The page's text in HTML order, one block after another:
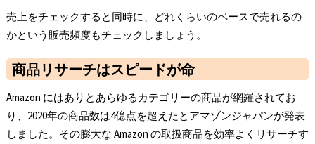
売上をチェックすると同時に、どれくらいのペースで売れるの
かという販売頻度もチェックしましょう。
商品リサーチはスピードが命
Amazon にはありとあらゆるカテゴリーの商品が網羅されてお
り、2020年の商品数は4億点を超えたとアマゾンジャパンが発表
しました。その膨大な Amazon の取扱商品を効率よくリサーチす